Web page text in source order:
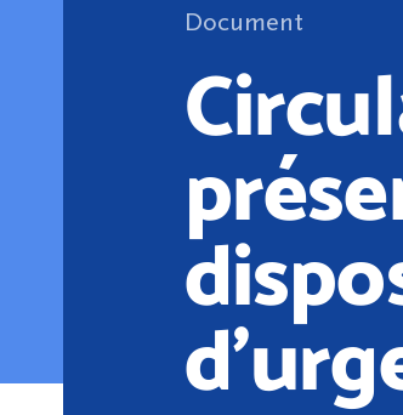
Document